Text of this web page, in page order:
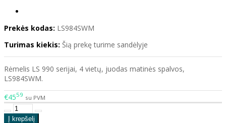
Prekės kodas: LS984SWM
Turimas kiekis: Šią prekę turime sandėlyje
Rėmelis LS 990 serijai, 4 vietų, juodas matinės spalvos,
LS984SWM.
€4559 su PVM